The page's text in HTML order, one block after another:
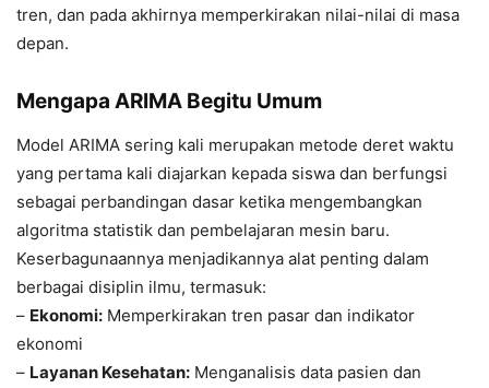
tren, dan pada akhirnya memperkirakan nilai-nilai di masa
depan.
Mengapa ARIMA Begitu Umum
Model ARIMA sering kali merupakan metode deret waktu
yang pertama kali diajarkan kepada siswa dan berfungsi
sebagai perbandingan dasar ketika mengembangkan
algoritma statistik dan pembelajaran mesin baru.
Keserbagunaannya menjadikannya alat penting dalam
berbagai disiplin ilmu, termasuk:
– Ekonomi: Memperkirakan tren pasar dan indikator
ekonomi
– Layanan Kesehatan: Menganalisis data pasien dan